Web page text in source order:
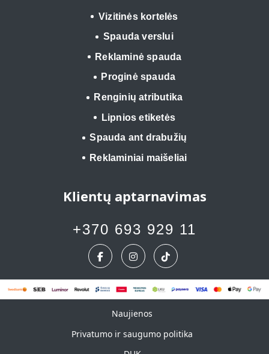
Vizitinės kortelės
Spauda verslui
Reklaminė spauda
Proginė spauda
Renginių atributika
Lipnios etiketės
Spauda ant drabužių
Reklaminiai maišeliai
Klientų aptarnavimas
+370 693 929 11
Naujienos
Naujienos
Privatumo ir saugumo politika